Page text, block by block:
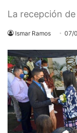
La recepción
Ismar Ramos 07/